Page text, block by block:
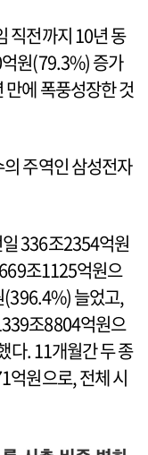
직전까지 10년 동
원(79.3%) 증가
만에 폭풍성장한 것
주역인 삼성전자
336조2354억원
조1125억원으
(396.4%) 늘었고,
조8804억원으
. 11개월간 두 종
억원으로, 전체 시